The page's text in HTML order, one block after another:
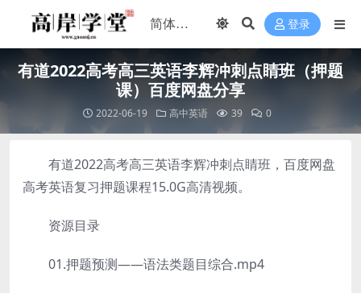
登录
有道2022高考高三英语李辉冲刺点睛班（押题
课）百度网盘分享
2022-06-19 高中英语 39 0
有道2022高考高三英语李辉冲刺点睛班，百度网盘
高考英语复习押题课程15.0G高清视频。
资源目录
01.押题预测——语法类题目综合.mp4